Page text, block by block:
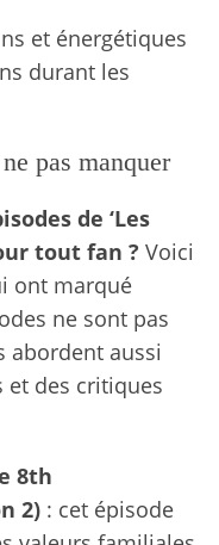
et énergétiques
durant les
pas manquer
de ‘Les
tout fan ? Voici
ont marqué
ne sont pas
abordent aussi
des critiques
8th
2): cet épisode